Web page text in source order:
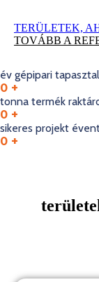
TERÜLETEK,
TOVÁBB A
év gépipari
0 +
tonna termék
0 +
sikeres projekt
0 +